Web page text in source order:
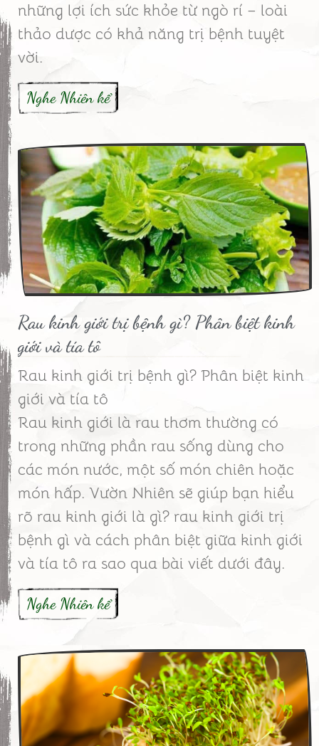
những lợi ích sức khỏe từ ngò rí – loài
thảo dược có khả năng trị bệnh tuyệt
vời.
Nghe Nhiên kể
Rau kinh giới trị bệnh gì? Phân biệt kinh
giới và tía tô
Rau kinh giới trị bệnh gì? Phân biệt kinh
giới và tía tô
Rau kinh giới là rau thơm thường có
trong những phần rau sống dùng cho
các món nước, một số món chiên hoặc
món hấp. Vườn Nhiên sẽ giúp bạn hiểu
rõ rau kinh giới là gì? rau kinh giới trị
bệnh gì và cách phân biệt giữa kinh giới
và tía tô ra sao qua bài viết dưới đây.
Nghe Nhiên kể